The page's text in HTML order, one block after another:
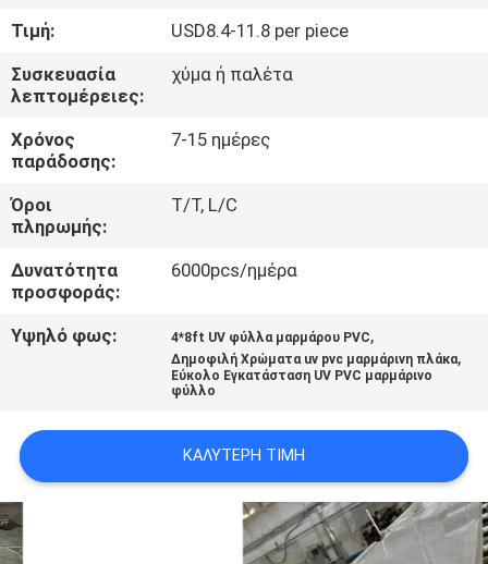
ΕΛΆΤΕ
ΣΕ
ΕΠΑΦΉ
ΜΕ
ΖΗΤΉΣΤΕ
ΈΝΑ
ΑΠΌΣΠΑΣΜΑ
PRIVACY
POLICY
Τιμή:
USD8.4-11.8 per piece
Συσκευασία
λεπτομέρειες:
χύμα ή παλέτα
Χρόνος
παράδοσης:
7-15 ημέρες
Όροι
πληρωμής:
T/T, L/C
Δυνατότητα
προσφοράς:
6000pcs/ημέρα
Υψηλό φως: 4*8ft UV φύλλα μαρμάρου PVC,
Δημοφιλή Χρώματα uv pvc μαρμάρινη πλάκα,
Εύκολο Εγκατάσταση UV PVC μαρμάρινο
φύλλο
ΚΑΛΎΤΕΡΗ ΤΙΜΉ